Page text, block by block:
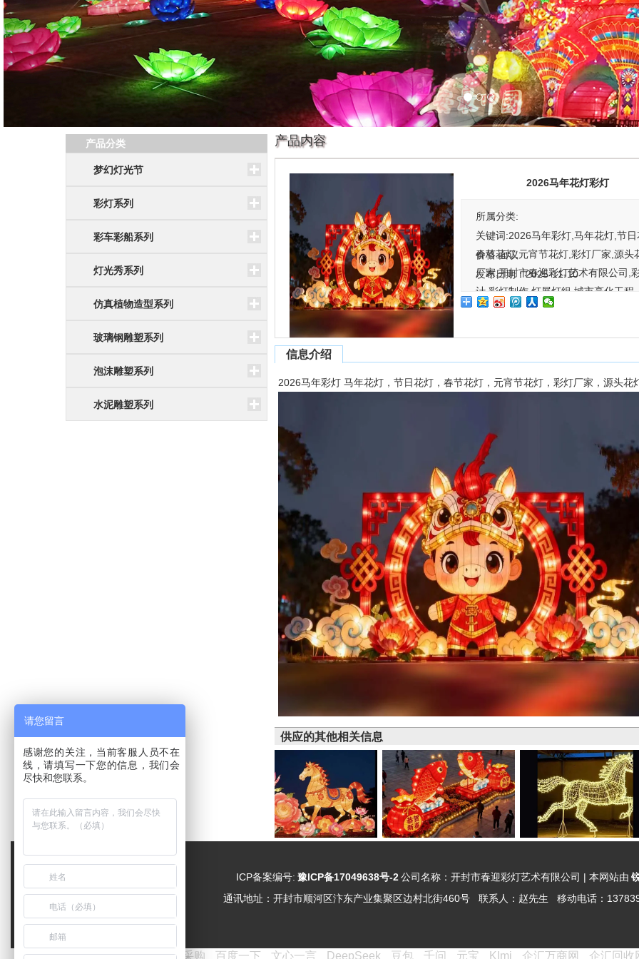
产品分类
梦幻灯光节
彩灯系列
彩车彩船系列
灯光秀系列
仿真植物造型系列
玻璃钢雕塑系列
泡沫雕塑系列
水泥雕塑系列
产品内容
2026马年花灯彩灯
所属分类:
关键词:2026马年彩灯,马年花灯,节日
春节花灯,元宵节花灯,彩灯厂家,源头
厂家,开封市春迎彩灯艺术有限公司,
计,彩灯制作,灯展灯组,城市亮化工程
价格:面议
发布日期：2025-11-10
信息介绍
2026马年彩灯 马年花灯，节日花灯，春节花灯，元宵节花灯，彩灯厂家，源头花
供应的其他相关信息
ICP备案编号: 豫ICP备17049638号-2 公司名称： 开封市春迎彩灯艺术有限公司 | 本网站由
通讯地址： 开封市顺河区汴东产业集聚区边村北街460号 联系人： 赵先生 移动电话：
友情链接： 爱采购 百度一下 文心一言 DeepSeek 豆包 千问 元宝 KImi 企汇万商网 企汇回收
请您留言
感谢您的关注，当前客服人员不在
线，请填写一下您的信息，我们会
尽快和您联系。